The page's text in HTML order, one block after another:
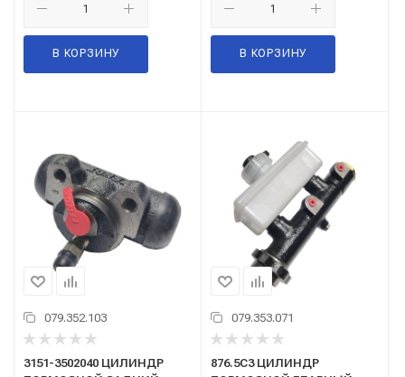
В КОРЗИНУ В КОРЗИНУ
079.352.103
3151-3502040 ЦИЛИНДР
079.353.071
876.5C3 ЦИЛИНДР